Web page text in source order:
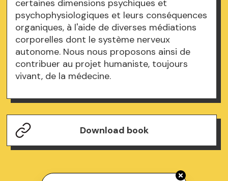
certaines dimensions psychiques et
psychophysiologiques et leurs conséquences
organiques, à l'aide de diverses médiations
corporelles dont le système nerveux
autonome. Nous nous proposons ainsi de
contribuer au projet humaniste, toujours
vivant, de la médecine.
Download book